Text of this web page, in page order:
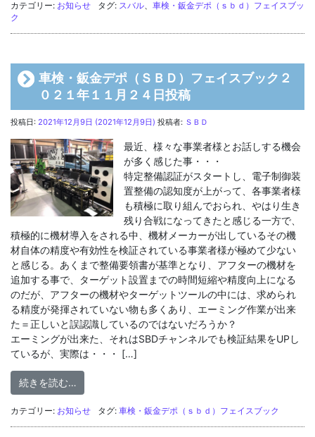
カテゴリー: お知らせ タグ: スバル、 車検・鈑金デポ（ｓｂｄ）フェイスブッ
ク
車検・鈑金デポ（ＳＢＤ）フェイスブック２
０２１年１１月２４日投稿
投稿日: 2021年12月9日 (2021年12月9日) 投稿者: ＳＢＤ
最近、様々な事業者様とお話しする機会
が多く感じた事・・・
特定整備認証がスタートし、電子制御装
置整備の認知度が上がって、各事業者様
も積極に取り組んでおられ、やはり生き
残り合戦になってきたと感じる一方で、
積極的に機材導入をされる中、機材メーカーが出しているその機
材自体の精度や有効性を検証されている事業者様が極めて少ない
と感じる。あくまで整備要領書が基準となり、アフターの機材を
追加する事で、ターゲット設置までの時間短縮や精度向上になる
のだが、アフターの機材やターゲットツールの中には、求められ
る精度が発揮されていない物も多くあり、エーミング作業が出来
た＝正しいと誤認識しているのではないだろうか？
エーミングが出来た、それはSBDチャンネルでも検証結果をUPし
ているが、実際は・・・ […]
続きを読む…
カテゴリー: お知らせ タグ: 車検・鈑金デポ（ｓｂｄ）フェイスブック